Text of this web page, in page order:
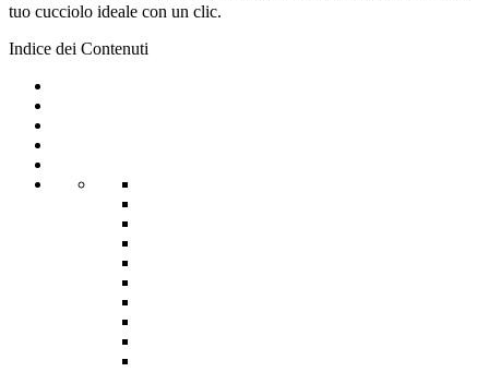
tuo cucciolo ideale con un clic.
Indice dei Contenuti